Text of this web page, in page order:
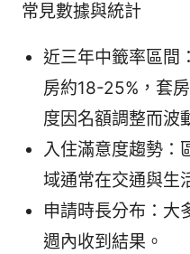
常見數據與統計
近三年中籤率區間
房約18-25%，套
度因名額調整而波
入住滿意度趨勢：
域通常在交通與生
申請時長分布：大
週內收到結果。